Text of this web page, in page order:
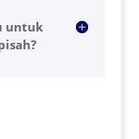
untuk